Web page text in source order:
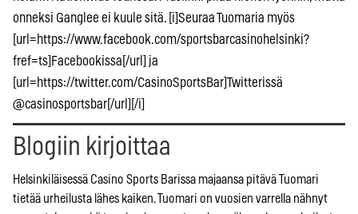
onneksi Ganglee ei kuule sitä. [i]Seuraa Tuomaria myös
[url=https://www.facebook.com/sportsbarcasinohelsinki?
fref=ts]Facebookissa[/url] ja
[url=https://twitter.com/CasinoSportsBar]Twitterissä
@casinosportsbar[/url][/i]
Blogiin kirjoittaa
Helsinkiläisessä Casino Sports Barissa majaansa pitävä Tuomari
tietää urheilusta lähes kaiken. Tuomari on vuosien varrella nähnyt